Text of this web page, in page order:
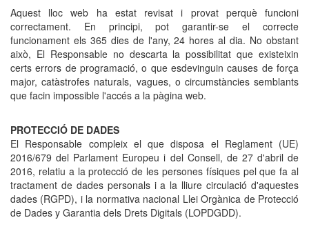
Aquest lloc web ha estat revisat i provat perquè funcioni
correctament. En principi, pot garantir-se el correcte
funcionament els 365 dies de l'any, 24 hores al dia. No obstant
això, El Responsable no descarta la possibilitat que existeixin
certs errors de programació, o que esdevinguin causes de força
major, catàstrofes naturals, vagues, o circumstàncies semblants
que facin impossible l'accés a la pàgina web.
PROTECCIÓ DE DADES
El Responsable compleix el que disposa el Reglament (UE)
2016/679 del Parlament Europeu i del Consell, de 27 d'abril de
2016, relatiu a la protecció de les persones físiques pel que fa al
tractament de dades personals i a la lliure circulació d'aquestes
dades (RGPD), i la normativa nacional Llei Orgànica de Protecció
de Dades y Garantia dels Drets Digitals (LOPDGDD).